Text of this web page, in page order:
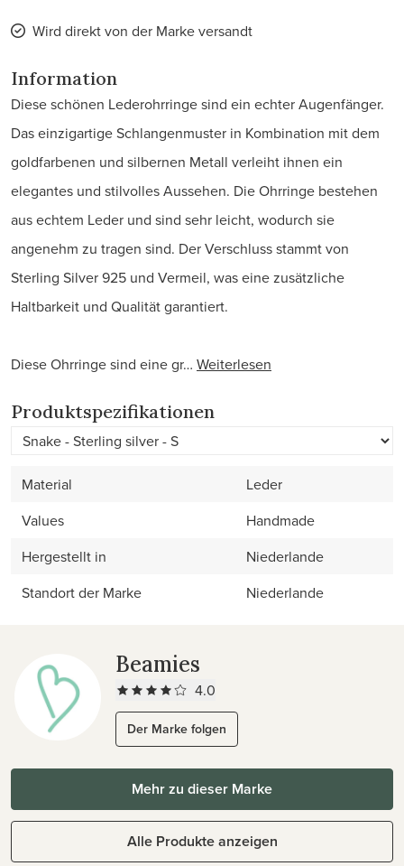
Wird direkt von der Marke versandt
Information
Diese schönen Lederohrringe sind ein echter Augenfänger.
Das einzigartige Schlangenmuster in Kombination mit dem
goldfarbenen und silbernen Metall verleiht ihnen ein
elegantes und stilvolles Aussehen. Die Ohrringe bestehen
aus echtem Leder und sind sehr leicht, wodurch sie
angenehm zu tragen sind. Der Verschluss stammt von
Sterling Silver 925 und Vermeil, was eine zusätzliche
Haltbarkeit und Qualität garantiert.
Diese Ohrringe sind eine gr… Weiterlesen
Produktspezifikationen
Material
Leder
Values
Handmade
Hergestellt in
Niederlande
Standort der Marke
Niederlande
Beamies
4.0
Der Marke folgen
Mehr zu dieser Marke
Alle Produkte anzeigen